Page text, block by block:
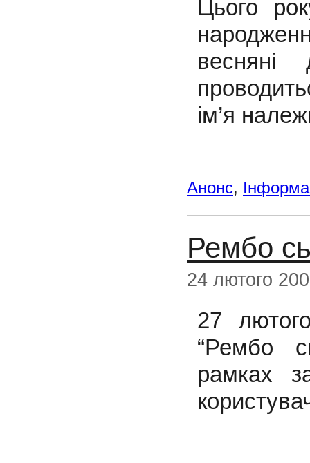
Цього
ім’я
Анонс,
Рембо
24 лютого
27
“Рембо
рамках